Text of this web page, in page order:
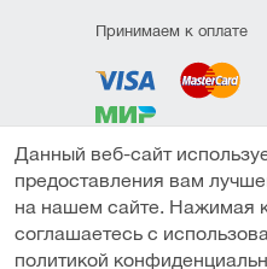
Под заказ
Принимаем к оплате
конфиденциальности
соглашение
Данный веб-сайт
предоставления вам
на нашем сайте. Нажимая
соглашаетесь с
политикой